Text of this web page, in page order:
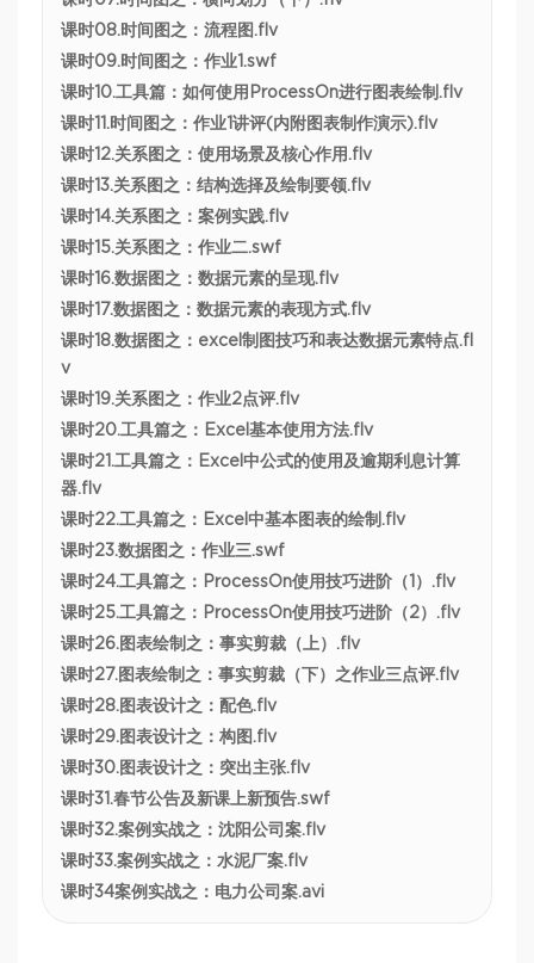
课时08.时间图之：流程图.flv
课时09.时间图之：作业1.swf
课时10.工具篇：如何使用ProcessOn进行图表绘制.flv
课时11.时间图之：作业1讲评(内附图表制作演示).flv
课时12.关系图之：使用场景及核心作用.flv
课时13.关系图之：结构选择及绘制要领.flv
课时14.关系图之：案例实践.flv
课时15.关系图之：作业二.swf
课时16.数据图之：数据元素的呈现.flv
课时17.数据图之：数据元素的表现方式.flv
课时18.数据图之：excel制图技巧和表达数据元素特点.fl
v
课时19.关系图之：作业2点评.flv
课时20.工具篇之：Excel基本使用方法.flv
课时21.工具篇之：Excel中公式的使用及逾期利息计算
器.flv
课时22.工具篇之：Excel中基本图表的绘制.flv
课时23.数据图之：作业三.swf
课时24.工具篇之：ProcessOn使用技巧进阶（1）.flv
课时25.工具篇之：ProcessOn使用技巧进阶（2）.flv
课时26.图表绘制之：事实剪裁（上）.flv
课时27.图表绘制之：事实剪裁（下）之作业三点评.flv
课时28.图表设计之：配色.flv
课时29.图表设计之：构图.flv
课时30.图表设计之：突出主张.flv
课时31.春节公告及新课上新预告.swf
课时32.案例实战之：沈阳公司案.flv
课时33.案例实战之：水泥厂案.flv
课时34案例实战之：电力公司案.avi